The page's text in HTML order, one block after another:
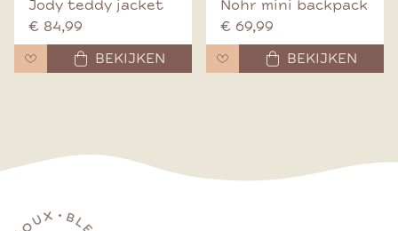
Jody teddy jacket
€ 84,99
BEKIJKEN
Nohr mini backpack
€ 69,99
BEKIJKEN